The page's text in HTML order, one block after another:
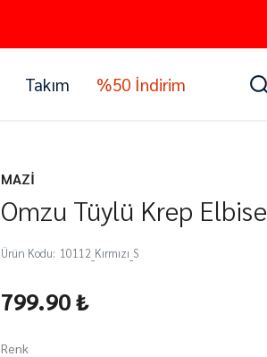
Takım %50 İndirim
MAZİ
Omzu Tüylü Krep Elbise
Ürün Kodu: 10112_Kırmızı_S
799.90 ₺
Renk